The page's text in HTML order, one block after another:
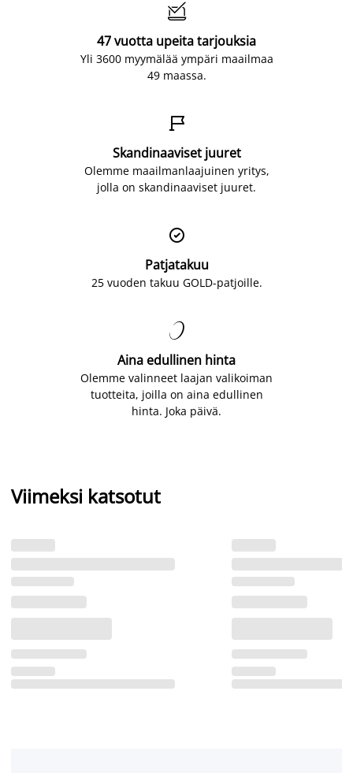

47 vuotta upeita tarjouksia
Yli 3600 myymälää ympäri maailmaa
49 maassa.

Skandinaaviset juuret
Olemme maailmanlaajuinen yritys,
jolla on skandinaaviset juuret.

Patjatakuu
25 vuoden takuu GOLD-patjoille.

Aina edullinen hinta
Olemme valinneet laajan valikoiman
tuotteita, joilla on aina edullinen
hinta. Joka päivä.
Viimeksi katsotut